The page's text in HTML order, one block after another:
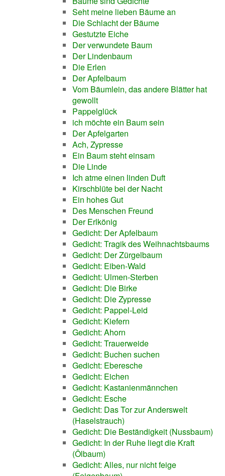
Seht meine lieben Bäume an
Die Schlacht der Bäume
Gestutzte Eiche
Der verwundete Baum
Der Lindenbaum
Die Erlen
Der Apfelbaum
Vom Bäumlein, das andere Blätter hat
gewollt
Pappelglück
ich möchte ein Baum sein
Der Apfelgarten
Ach, Zypresse
Ein Baum steht einsam
Die Linde
Ich atme einen linden Duft
Kirschblüte bei der Nacht
Ein hohes Gut
Des Menschen Freund
Der Erlkönig
Gedicht: Der Apfelbaum
Gedicht: Tragik des Weihnachtsbaums
Gedicht: Der Zürgelbaum
Gedicht: Eiben-Wald
Gedicht: Ulmen-Sterben
Gedicht: Die Birke
Gedicht: Die Zypresse
Gedicht: Pappel-Leid
Gedicht: Kiefern
Gedicht: Ahorn
Gedicht: Trauerweide
Gedicht: Buchen suchen
Gedicht: Eberesche
Gedicht: Eichen
Gedicht: Kastanienmännchen
Gedicht: Esche
Gedicht: Das Tor zur Anderswelt
(Haselstrauch)
Gedicht: Die Beständigkeit (Nussbaum)
Gedicht: In der Ruhe liegt die Kraft
(Ölbaum)
Gedicht: Alles, nur nicht feige